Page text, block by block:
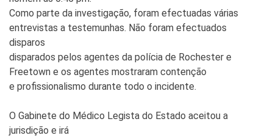
Como parte da investigação, foram efectuadas várias
entrevistas a testemunhas. Não foram efectuados
disparos
disparados pelos agentes da polícia de Rochester e
Freetown e os agentes mostraram contenção
e profissionalismo durante todo o incidente.
O Gabinete do Médico Legista do Estado aceitou a
jurisdição e irá